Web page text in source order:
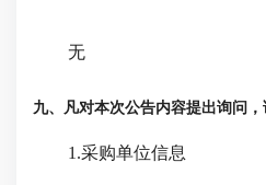
无
九、凡对本次公告内容提出询问，
1.采购单位信息